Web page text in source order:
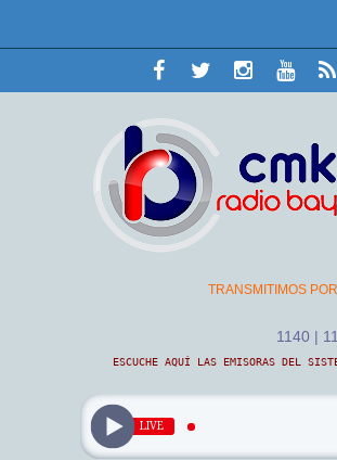
TRANSMITIMOS
1140 |
ESCUCHE AQUÍ LAS EMISORAS DEL
LIVE